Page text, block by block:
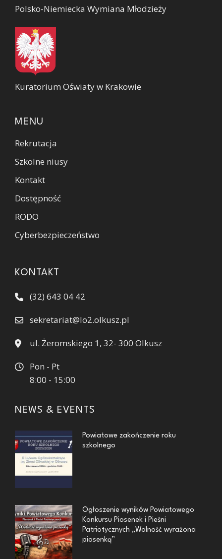
Polsko-Niemiecka Wymiana Młodzieży
Kuratorium Oświaty w Krakowie
MENU
Rekrutacja
Szkolne niusy
Kontakt
Dostępność
RODO
Cyberbezpieczeństwo
KONTAKT
(32) 643 04 42
sekretariat@lo2.olkusz.pl
ul. Żeromskiego 1, 32- 300 Olkusz
Pon - Pt
8:00 - 15:00
NEWS & EVENTS
Powiatowe zakończenie roku
szkolnego
Ogłoszenie wyników Powiatowego
Konkursu Piosenek i Pieśni
Patriotycznych „Wolność wyrażona
piosenką”